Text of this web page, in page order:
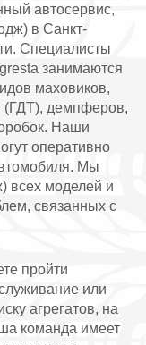
автосервис,
в Санкт-
Специалисты
занимаются
маховиков,
(ГДТ), демпферов,
Наши
оперативно
Мы
всех моделей и
связанных с
пройти
или
агрегатов, на
команда имеет